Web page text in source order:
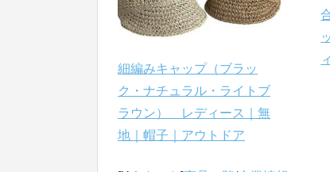
細編みキャップ（ブラッ
ク・ナチュラル・ライトブ
ラウン） レディース｜無
地｜帽子｜アウトドア